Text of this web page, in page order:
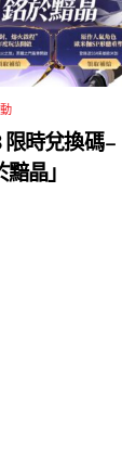
限時兌換碼 –
晶」